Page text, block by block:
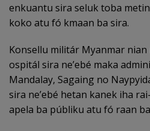
enkuantu sira seluk toba
koko atu fó kmaan ba sira.
Konsellu militár Myanmar
ospitál sira ne’ebé maka
Mandalay, Sagaing no
sira ne’ebé hetan kanek iha
apela ba públiku atu fó raan